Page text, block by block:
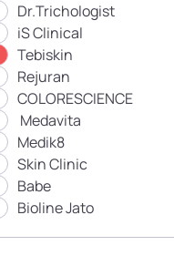
Dr.Trichologist
iS Clinical
Tebiskin
Rejuran
COLORESCIENCE
Medavita
Medik8
Skin Clinic
Babe
Bioline Jato